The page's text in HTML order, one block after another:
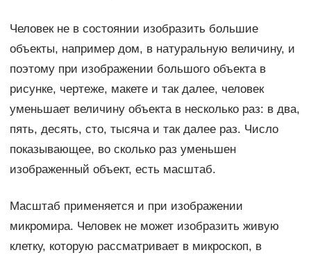
Человек не в состоянии изобразить большие
объекты, например дом, в натуральную величину, и
поэтому при изображении большого объекта в
рисунке, чертеже, макете и так далее, человек
уменьшает величину объекта в несколько раз: в два,
пять, десять, сто, тысяча и так далее раз. Число
показывающее, во сколько раз уменьшен
изображенный объект, есть масштаб.
Масштаб применяется и при изображении
микромира. Человек не может изобразить живую
клетку, которую рассматривает в микроскоп, в